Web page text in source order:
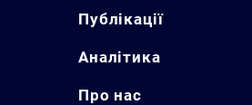
Публікації
Аналітика
Про нас